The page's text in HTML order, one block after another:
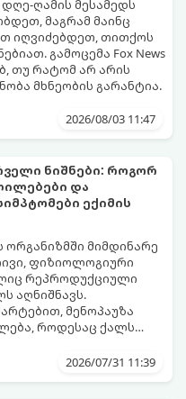
ღამის მესამედს
მაგრამ მაინც
იღვიძებდეთ, თითქოს
გამოცემა Fox News
თუ რატომ არ არის
მხნეობის გარანტია.
2026/08/03 11:47
ნიშნები: როგორ
და
ექიმის
ორგანიზმში მიმდინარე
ფიზიოლოგიური
რეპროდუქციული
აღნიშნავს.
მენოპაუზა
როდესაც ქალს
ბევრად ადრე
2026/07/31 11:39